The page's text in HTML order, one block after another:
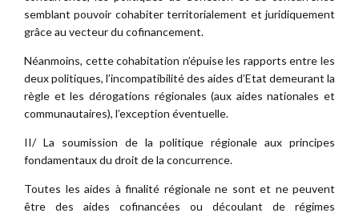
semblant pouvoir cohabiter territorialement et juridiquement
grâce au vecteur du cofinancement.
Néanmoins, cette cohabitation n’épuise les rapports entre les
deux politiques, l’incompatibilité des aides d’Etat demeurant la
règle et les dérogations régionales (aux aides nationales et
communautaires), l’exception éventuelle.
II/ La soumission de la politique régionale aux principes
fondamentaux du droit de la concurrence.
Toutes les aides à finalité régionale ne sont et ne peuvent
être des aides cofinancées ou découlant de régimes